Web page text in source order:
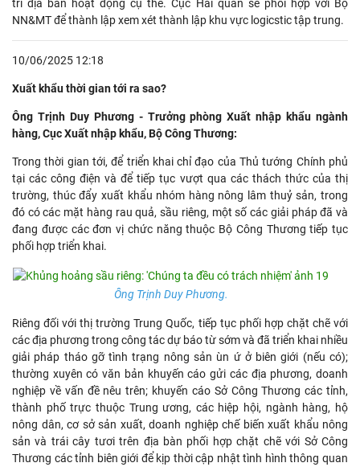
trí địa bàn hoạt động cụ thể. Cục Hải quan sẽ phối hợp với Bộ
NN&MT để thành lập xem xét thành lập khu vực logicstic tập trung.
10/06/2025 12:18
Xuất khẩu thời gian tới ra sao?
Ông Trịnh Duy Phương - Trưởng phòng Xuất nhập khẩu ngành
hàng, Cục Xuất nhập khẩu, Bộ Công Thương:
Trong thời gian tới, để triển khai chỉ đạo của Thủ tướng Chính phủ
tại các công điện và để tiếp tục vượt qua các thách thức của thị
trường, thúc đẩy xuất khẩu nhóm hàng nông lâm thuỷ sản, trong
đó có các mặt hàng rau quả, sầu riêng, một số các giải pháp đã và
đang được các đơn vị chức năng thuộc Bộ Công Thương tiếp tục
phối hợp triển khai.
Ông Trịnh Duy Phương.
Riêng đối với thị trường Trung Quốc, tiếp tục phối hợp chặt chẽ với
các địa phương trong công tác dự báo từ sớm và đã triển khai nhiều
giải pháp tháo gỡ tình trạng nông sản ùn ứ ở biên giới (nếu có);
thường xuyên có văn bản khuyến cáo gửi các địa phương, doanh
nghiệp về vấn đề nêu trên; khuyến cáo Sở Công Thương các tỉnh,
thành phố trực thuộc Trung ương, các hiệp hội, ngành hàng, hộ
nông dân, cơ sở sản xuất, doanh nghiệp chế biến xuất khẩu nông
sản và trái cây tươi trên địa bàn phối hợp chặt chẽ với Sở Công
Thương các tỉnh biên giới để kịp thời cập nhật tình hình thông quan